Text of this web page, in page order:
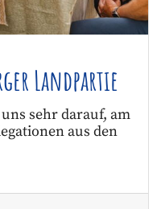
Landpartie
sehr darauf, am
aus den